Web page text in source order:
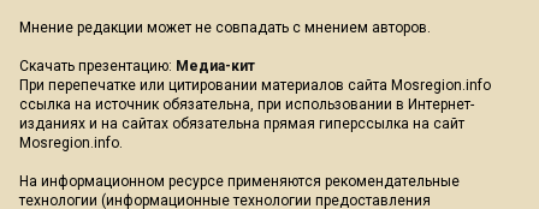
Мнение редакции может не совпадать с мнением авторов.
Скачать презентацию: Медиа-кит
При перепечатке или цитировании материалов сайта Mosregion.info
ссылка на источник обязательна, при использовании в Интернет-
изданиях и на сайтах обязательна прямая гиперссылка на сайт
Mosregion.info.
На информационном ресурсе применяются рекомендательные
технологии (информационные технологии предоставления